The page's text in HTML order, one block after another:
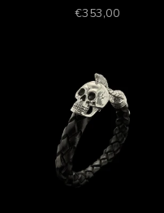
Prezzo scontato
€353,00